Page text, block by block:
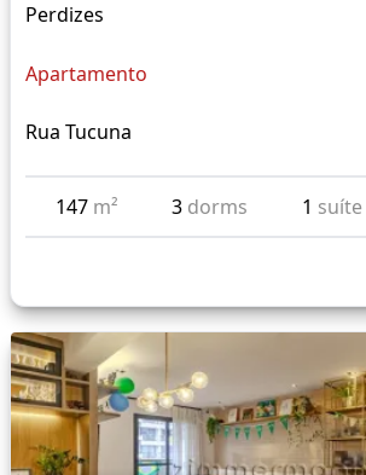
Perdizes
Apartamento
Rua Tucuna
147 m² 3 dorms 1 suíte